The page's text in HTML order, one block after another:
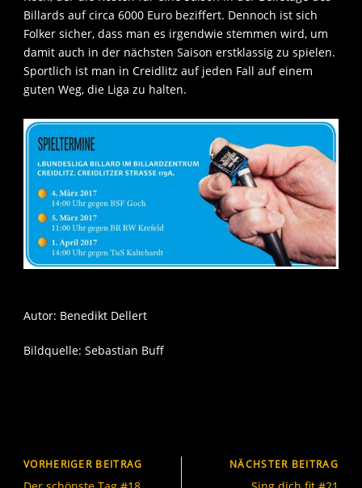
Billards auf circa 6000 Euro beziffert. Dennoch ist sich
Folker sicher, dass man es irgendwie stemmen wird, um
damit auch in der nächsten Saison erstklassig zu spielen.
Sportlich ist man in Creidlitz auf jeden Fall auf einem
guten Weg, die Liga zu halten.
Autor: Benedikt Dellert
Bildquelle: Sebastian Buff
VORHERIGER BEITRAG NÄCHSTER BEITRAG